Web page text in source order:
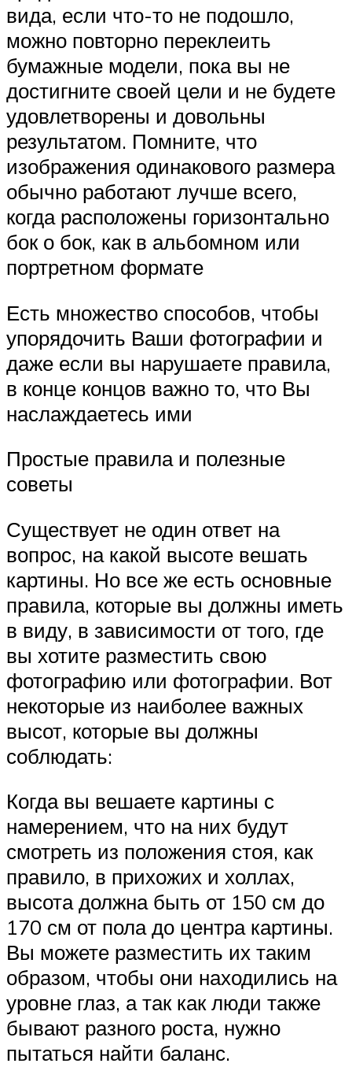
вида, если что-то не подошло,
можно повторно переклеить
бумажные модели, пока вы не
достигните своей цели и не будете
удовлетворены и довольны
результатом. Помните, что
изображения одинакового размера
обычно работают лучше всего,
когда расположены горизонтально
бок о бок, как в альбомном или
портретном формате
Есть множество способов, чтобы
упорядочить Ваши фотографии и
даже если вы нарушаете правила,
в конце концов важно то, что Вы
наслаждаетесь ими
Простые правила и полезные
советы
Существует не один ответ на
вопрос, на какой высоте вешать
картины. Но все же есть основные
правила, которые вы должны иметь
в виду, в зависимости от того, где
вы хотите разместить свою
фотографию или фотографии. Вот
некоторые из наиболее важных
высот, которые вы должны
соблюдать:
Когда вы вешаете картины с
намерением, что на них будут
смотреть из положения стоя, как
правило, в прихожих и холлах,
высота должна быть от 150 см до
170 см от пола до центра картины.
Вы можете разместить их таким
образом, чтобы они находились на
уровне глаз, а так как люди также
бывают разного роста, нужно
пытаться найти баланс.